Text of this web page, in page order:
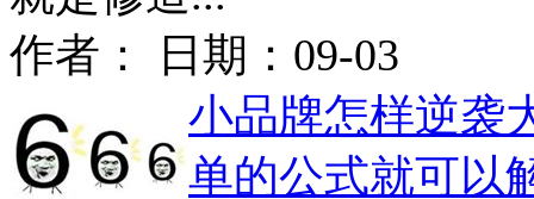
作者： 日期： 09-03
小品牌怎样逆袭
单的公式就可以